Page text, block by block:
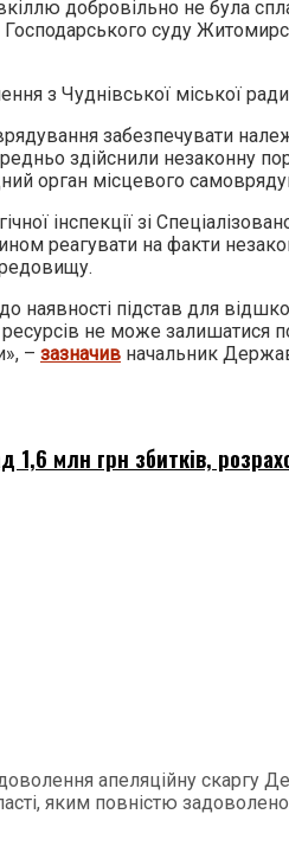
добровільно не була
суду
з Чуднівської міської
забезпечувати
здійснили незаконну
орган місцевого
інспекції зі
реагувати на факти
наявності підстав для
не може залишатися
– зазначив начальник
млн грн збитків,
апеляційну скаргу
яким повністю